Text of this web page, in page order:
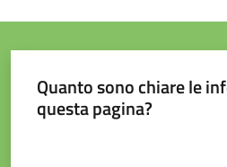
Quanto sono chiare le
questa pagina?